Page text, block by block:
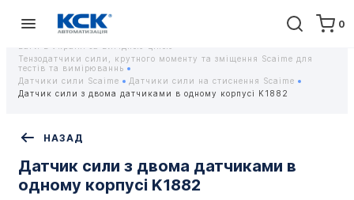
0
Головна Обладнання
Контрольно-вимірювальні прилади
Тензодатчики та тензометричні датчики Scaime - Купити датчики
Тензодатчики сили, крутного моменту та зміщення Scaime для
тестів та вимірюваннь
Датчики сили Scaime
Датчики сили на стиснення Scaime
Датчик сили з двома датчиками в одному корпусі K1882
НАЗАД
Датчик сили з двома датчиками в
одному корпусі K1882